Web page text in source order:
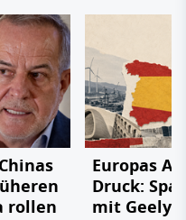
rollen
Europas
Druck:
mit Geely,